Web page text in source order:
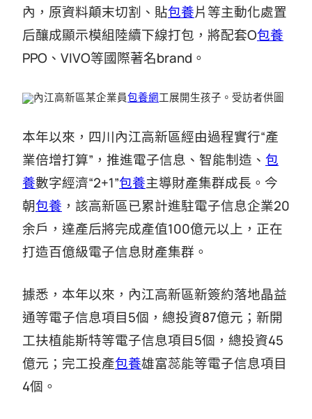
內，原資料顛末切割、貼包養片等主動化處置
后釀成顯示模組陸續下線打包，將配套O包養
PPO、VIVO等國際著名brand。
內江高新區某企業員包養網工展開生孩子。受訪者供圖
本年以來，四川內江高新區經由過程實行“產
業倍增打算”，推進電子信息、智能制造、 包
養數字經濟“2+1”包養主導財產集群成長。今
朝包養 ，該高新區已累計進駐電子信息企業20
余戶，達產后將完成產值100億元以上，正在
打造百億級電子信息財產集群。
據悉，本年以來，內江高新區新簽約落地晶益
通等電子信息項目5個，總投資87億元；新開
工扶植能斯特等電子信息項目5個，總投資45
億元；完工投產包養雄富蕊能等電子信息項目
4個。